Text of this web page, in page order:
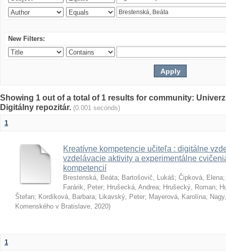
New Filters:
Showing 1 out of a total of 1 results for community:
Digitálny repozitár. (0.001 seconds)
1
Kreatívne kompetencie učiteľa : digitálne
vzdelávacie aktivity a experimentálne
kompetencií
Brestenská, Beáta; Bartošovič, Lukáš; Čipková, Elena
Farárik, Peter; Hrušecká, Andrea; Hrušecký, Roman;
Štefan; Kordíková, Barbara; Likavský, Peter; Mayerová, Karolína;
Komenského v Bratislave, 2020)
1